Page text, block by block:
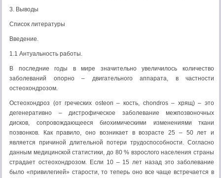
3. Выводы
Список литературы
Введение.
1.1 Антуальность работы.
В последние годы в мире значительно увеличилось количество
заболеваний опорно – двигательного аппарата, в частности
остеохондрозом.
Остеохондроз (от греческих osteon – кость, chondros – хрящ) – это
дегенеративно – дистрофическое заболевание межпозвоночных
дисков, сопровождающееся биохимическими изменениями ткани
позвонков. Как правило, оно возникает в возрасте 25 – 50 лет и
является причиной длительной потери трудоспособности. Согласно
данным медицинской статистики, до 80 % взрослого населения страны
страдает остеохондрозом. Если 10 – 15 лет назад это заболевание
было «привилегией» старости, то теперь оно все чаще встречается в